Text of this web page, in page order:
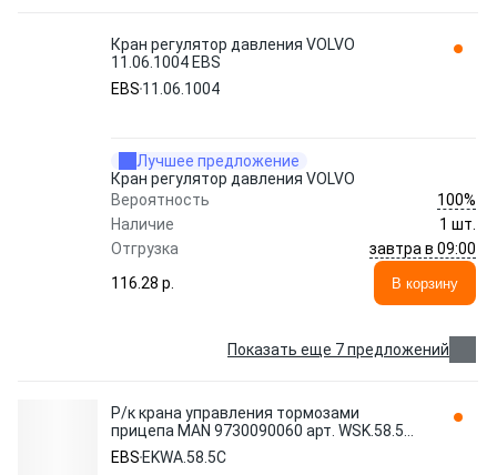
Кран регулятор давления VOLVO
11.06.1004 EBS
EBS 11.06.1004
Лучшее предложение
Кран регулятор давления VOLVO
Вероятность
100%
Наличие
1 шт.
Отгрузка
завтра в 09:00
116.28 p.
В корзину
Показать еще 7 предложений
Р/к крана управления тормозами
прицепа MAN 9730090060 арт. WSK.58.5C-
E (EKWA.58.5C) EBS
EBS EKWA.58.5C